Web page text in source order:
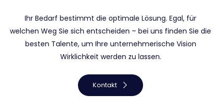
Ihr Bedarf bestimmt die optimale Lösung. Egal, für
welchen Weg Sie sich entscheiden – bei uns finden Sie die
besten Talente, um Ihre unternehmerische Vision
Wirklichkeit werden zu lassen.
Kontakt